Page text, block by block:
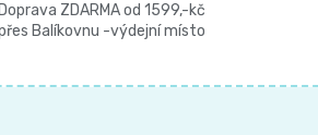
ZDARMA od 1599,-kč
Balíkovnu -výdejní místo